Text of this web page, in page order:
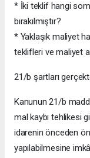
* İki teklif hangi
bırakılmıştır?
* Yaklaşık maliyet
teklifleri ve maliyet
21/b şartları
Kanunun 21/b
mal kaybı tehlikesi
idarenin önceden
yapılabilmesine